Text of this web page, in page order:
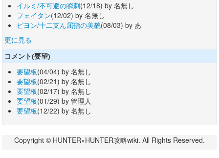
イルミ/不可避の瞬刺(12/18) by 名無し
フェイタン(12/02) by 名無し
ピヨン/十二支ん屈指の美貌(08/03) by あ
更に見る
コメント(要望)
要望板(04/04) by 名無し
要望板(02/21) by 名無し
要望板(02/17) by 名無し
要望板(01/29) by 管理人
要望板(12/22) by 名無し
Copyright © HUNTER×HUNTER攻略wiki. All Rights Reserved.